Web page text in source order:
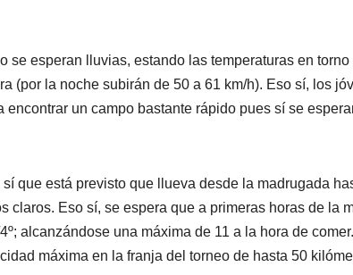
se esperan lluvias, estando las temperaturas en
(por la noche subirán de 50 a 61 km/h). Eso sí, los
encontrar un campo bastante rápido pues sí se
que está previsto que llueva desde la madrugada
claros. Eso sí, se espera que a primeras horas de la
alcanzándose una máxima de 11 a la hora de
máxima en la franja del torneo de hasta 50